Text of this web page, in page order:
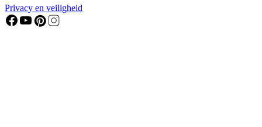
Privacy en veiligheid